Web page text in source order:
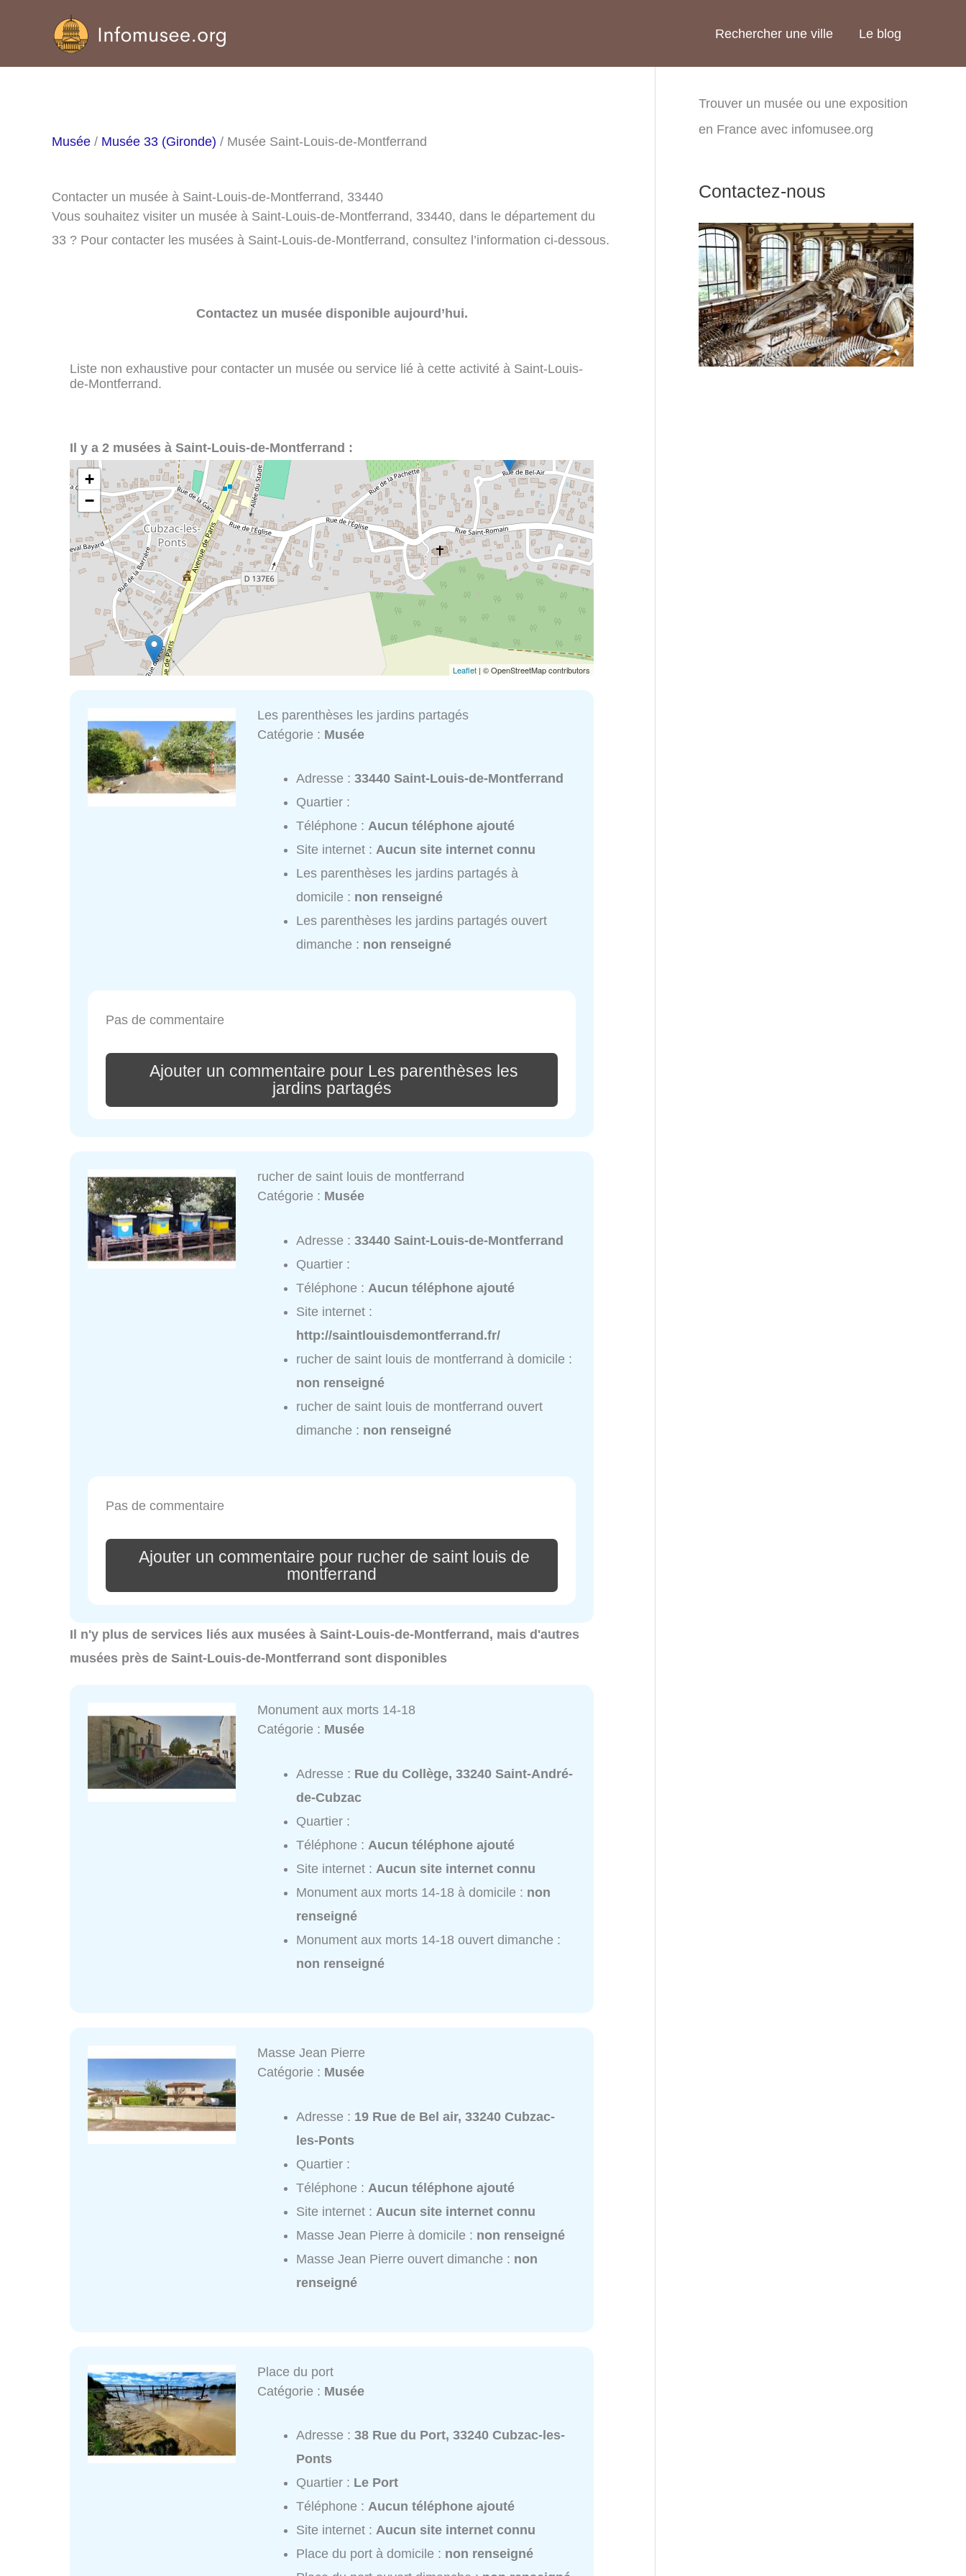
Rechercher une ville Le blog
Musée / Musée 33 (Gironde) / Musée Saint-Louis-de-Montferrand
Contacter un musée à Saint-Louis-de-Montferrand, 33440
Vous souhaitez visiter un musée à Saint-Louis-de-Montferrand, 33440, dans le département du
33 ? Pour contacter les musées à Saint-Louis-de-Montferrand, consultez l’information ci-dessous.
Contactez un musée disponible aujourd’hui.
Liste non exhaustive pour contacter un musée ou service lié à cette activité à Saint-Louis-
de-Montferrand.
Il y a 2 musées à Saint-Louis-de-Montferrand :
+
−
Leaflet | © OpenStreetMap contributors
Les parenthèses les jardins partagés
Catégorie : Musée
Adresse :33440 Saint-Louis-de-Montferrand
Quartier :
Téléphone :Aucun téléphone ajouté
Site internet :Aucun site internet connu
Les parenthèses les jardins partagés à
domicile : non renseigné
Les parenthèses les jardins partagés ouvert
dimanche : non renseigné
Pas de commentaire
Ajouter un commentaire pour Les parenthèses les
jardins partagés
rucher de saint louis de montferrand
Catégorie : Musée
Adresse :33440 Saint-Louis-de-Montferrand
Quartier :
Téléphone :Aucun téléphone ajouté
Site internet :
http://saintlouisdemontferrand.fr/
rucher de saint louis de montferrand à domicile :
non renseigné
rucher de saint louis de montferrand ouvert
dimanche : non renseigné
Pas de commentaire
Ajouter un commentaire pour rucher de saint louis de
montferrand
Il n'y plus de services liés aux musées à Saint-Louis-de-Montferrand, mais d'autres
musées près de Saint-Louis-de-Montferrand sont disponibles
Monument aux morts 14-18
Catégorie : Musée
Adresse : Rue du Collège, 33240 Saint-André-
de-Cubzac
Quartier :
Téléphone : Aucun téléphone ajouté
Site internet : Aucun site internet connu
Monument aux morts 14-18 à domicile : non
renseigné
Monument aux morts 14-18 ouvert dimanche :
non renseigné
Masse Jean Pierre
Catégorie : Musée
Adresse : 19 Rue de Bel air, 33240 Cubzac-
les-Ponts
Quartier :
Téléphone : Aucun téléphone ajouté
Site internet : Aucun site internet connu
Masse Jean Pierre à domicile : non renseigné
Masse Jean Pierre ouvert dimanche : non
renseigné
Place du port
Catégorie : Musée
Adresse :38 Rue du Port, 33240 Cubzac-les-
Ponts
Quartier : Le Port
Téléphone :Aucun téléphone ajouté
Site internet :Aucun site internet connu
Place du port à domicile : non renseigné
Trouver un musée ou une exposition
en France avec infomusee.org
Contactez-nous